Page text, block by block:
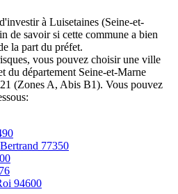
à Luisetaines (Seine-et-
de savoir si cette commune a bien
la part du préfet.
vous pouvez choisir une ville
du département Seine-et-Marne
(Zones A, Abis B1). Vous pouvez
77350
94600